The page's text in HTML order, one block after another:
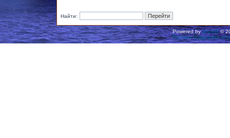
Найти:
Powered byphpBB©
Русская поддержка